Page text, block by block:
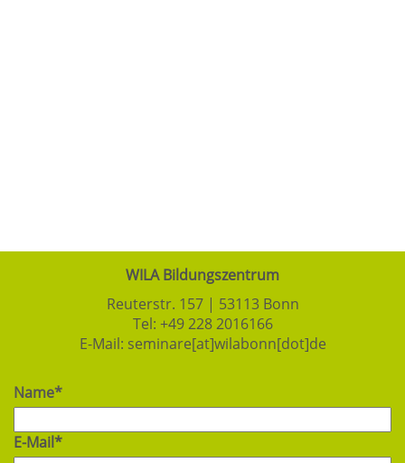
WILA Bildungszentrum
Reuterstr. 157 | 53113 Bonn
Tel: +49 228 2016166
E-Mail: seminare[at]wilabonn[dot]de
Name*
E-Mail*